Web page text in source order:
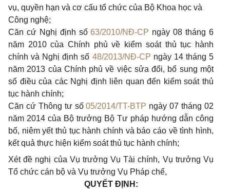
vụ, quyền hạn và cơ cấu tổ chức của Bộ Khoa học và
Công nghệ;
Căn cứ Nghị định số63/2010/NĐ-CP ngày 08 tháng 6
năm 2010 của Chính phủ về kiểm soát thủ tục hành
chính và Nghị định số 48/2013/NĐ-CP ngày 14 tháng 5
năm 2013 của Chính phủ về việc sửa đổi, bổ sung một
số điều của các Nghị định liên quan đến kiểm soát thủ
tục hành chính;
Căn cứ Thông tư số05/2014/TT-BTP ngày 07 tháng 02
năm 2014 của Bộ trưởng Bộ Tư pháp hướng dẫn công
bố, niêm yết thủ tục hành chính và báo cáo về tình hình,
kết quả thực hiện kiểm soát thủ tục hành chính;
Xét đề nghị của Vụ trưởng Vụ Tài chính, Vụ trưởng Vụ
Tổ chức cán bộ và Vụ trưởng Vụ Pháp chế,
QUYẾT ĐỊNH: